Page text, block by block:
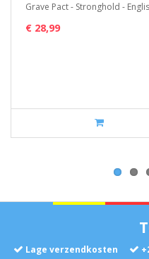
Grave Pact - Stronghold -
€ 28,99
Lage verzendkosten +